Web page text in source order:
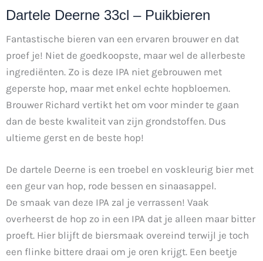
Dartele Deerne 33cl – Puikbieren
Fantastische bieren van een ervaren brouwer en dat
proef je! Niet de goedkoopste, maar wel de allerbeste
ingrediënten. Zo is deze IPA niet gebrouwen met
geperste hop, maar met enkel echte hopbloemen.
Brouwer Richard vertikt het om voor minder te gaan
dan de beste kwaliteit van zijn grondstoffen. Dus
ultieme gerst en de beste hop!
De dartele Deerne is een troebel en voskleurig bier met
een geur van hop, rode bessen en sinaasappel.
De smaak van deze IPA zal je verrassen! Vaak
overheerst de hop zo in een IPA dat je alleen maar bitter
proeft. Hier blijft de biersmaak overeind terwijl je toch
een flinke bittere draai om je oren krijgt. Een beetje